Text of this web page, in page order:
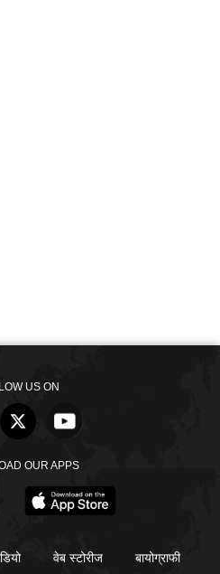
US ON
OUR APPS
वेब स्टोरीज बायोग्राफी